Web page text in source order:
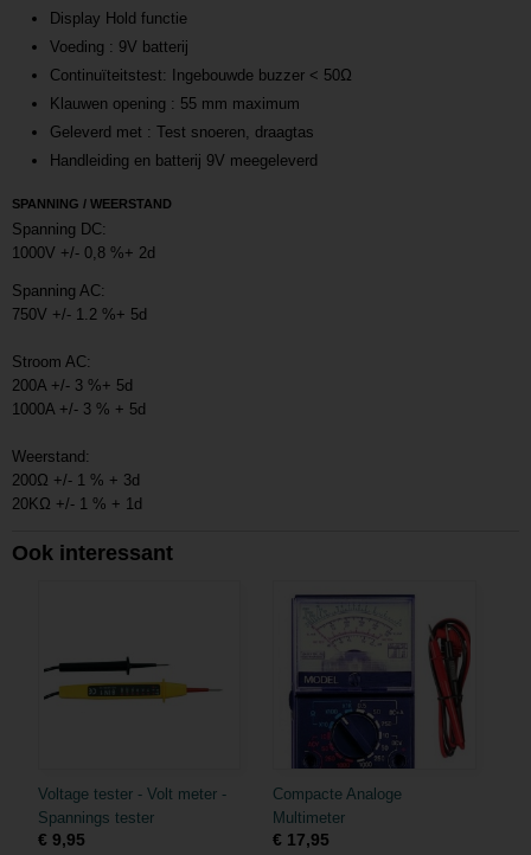
Display Hold functie
Voeding : 9V batterij
Continuïteitstest: Ingebouwde buzzer < 50Ω
Klauwen opening : 55 mm maximum
Geleverd met : Test snoeren, draagtas
Handleiding en batterij 9V meegeleverd
SPANNING / WEERSTAND
Spanning DC:
1000V +/- 0,8 %+ 2d
Spanning AC:
750V +/- 1.2 %+ 5d
Stroom AC:
200A +/- 3 %+ 5d
1000A +/- 3 % + 5d
Weerstand:
200Ω +/- 1 % + 3d
20KΩ +/- 1 % + 1d
Ook interessant
Voltage tester - Volt meter -
Spannings tester
€ 9,95
Compacte Analoge
Multimeter
€ 17,95